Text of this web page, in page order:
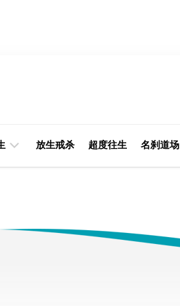
阿
放生戒杀 超度往生 名刹道场